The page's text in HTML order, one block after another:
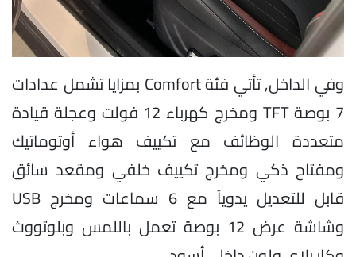
وفي الداخل, تأتي فئة Comfort بمزايا تشمل عدادات
7 بوصة TFT ومخرج كهرباء 12 فولت وعجلة قيادة
متعددة الوظائف مع تكييف هواء أوتوماتيك
ومفتاح ذكي ومخرج تكييف خلفي ومقعد سائق
قابل للتعديل يدوياً مع 6 سماعات ومخرج USB
وشاشة عرض 12 بوصة تعمل باللمس وبلوتووث